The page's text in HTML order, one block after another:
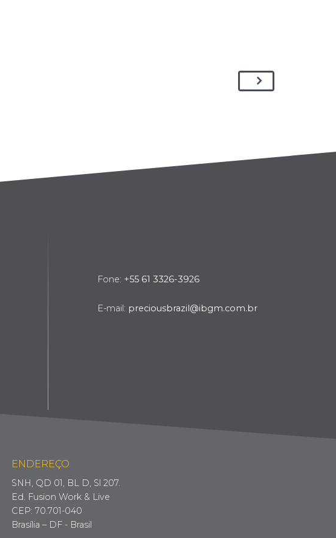
Fone: +55 61 3326-3926
E-mail: preciousbrazil@ibgm.com.br
ENDEREÇO
SNH, QD 01, BL D, Sl 207.
Ed. Fusion Work & Live
CEP: 70.701-040
Brasília – DF - Brasil